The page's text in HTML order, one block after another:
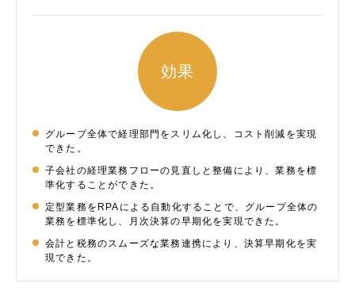
効果
グループ全体で経理部門をスリム化し、コスト削減を実現
できた。
子会社の経理業務フローの見直しと整備により、業務を標
準化することができた。
定型業務をRPAによる自動化することで、グループ全体の
業務を標準化し、月次決算の早期化を実現できた。
会計と税務のスムーズな業務連携により、決算早期化を実
現できた。